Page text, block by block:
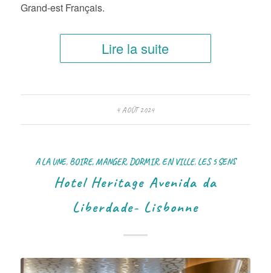
Grand-est Français.
Lire la suite
4 AOÛT 2024
A LA UNE, BOIRE, MANGER, DORMIR,EN VILLE, LES 5 SENS
Hotel Heritage Avenida da
Liberdade- Lisbonne